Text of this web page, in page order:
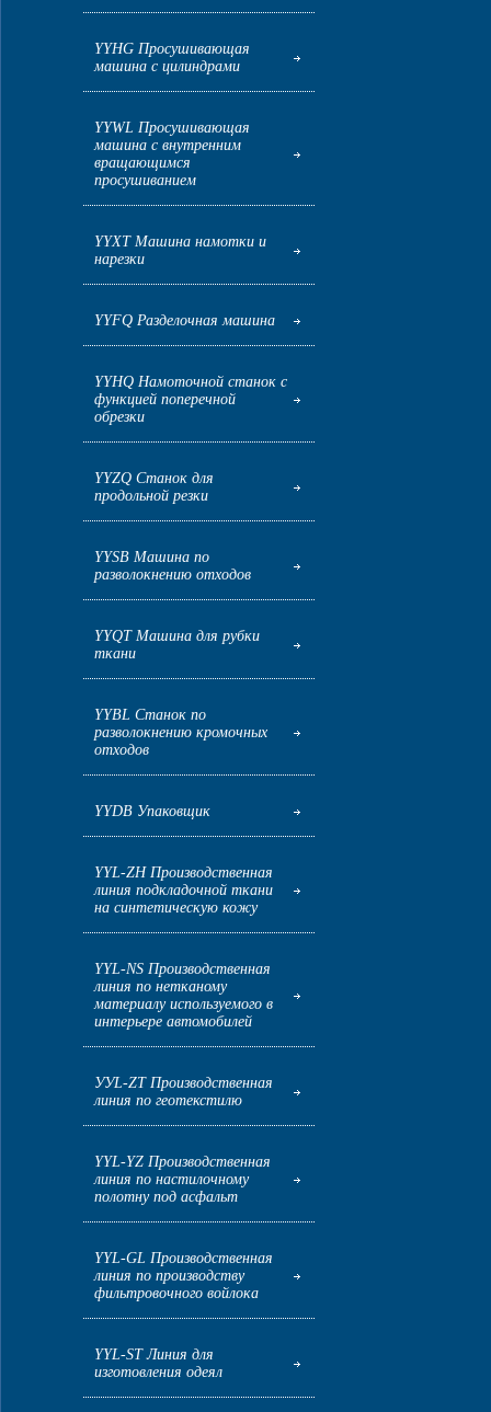
YYHG Просушивающая
машина с цилиндрами
YYWL Просушивающая
машина с внутренним
вращающимся
просушиванием
YYXT Машина намотки и
нарезки
YYFQ Разделочная машина
YYHQ Намоточной станок с
функцией поперечной
обрезки
YYZQ Станок для
продольной резки
YYSB Машина по
разволокнению отходов
YYQT Машина для рубки
ткани
YYBL Станок по
разволокнению кромочных
отходов
YYDB Упаковщик
YYL-ZH Производственная
линия подкладочной ткани
на синтетическую кожу
YYL-NS Производственная
линия по нетканому
материалу используемого в
интерьере автомобилей
УУL-ZT Производственная
линия по геотекстилю
YYL-YZ Производственная
линия по настилочному
полотну под асфальт
YYL-GL Производственная
линия по производству
фильтровочного войлока
YYL-ST Линия для
изготовления одеял